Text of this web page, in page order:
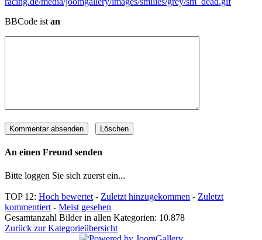
BBCode ist an
An einen Freund senden
Bitte loggen Sie sich zuerst ein...
TOP 12: Hoch bewertet - Zuletzt hinzugekommen - Zuletzt
kommentiert - Meist gesehen
Gesamtanzahl Bilder in allen Kategorien: 10.878
Zurück zur Kategorieübersicht